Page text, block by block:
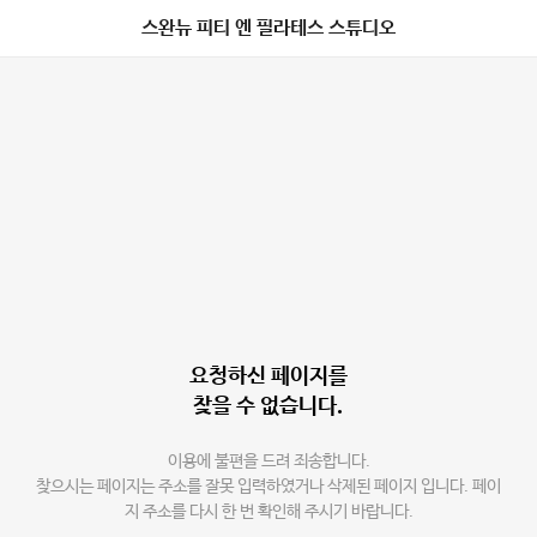
스완뉴 피티 엔 필라테스 스튜디오
요청하신 페이지를
찾을 수 없습니다.
이용에 불편을 드려 죄송합니다.
찾으시는 페이지는 주소를 잘못 입력하였거나 삭제된 페이지 입니다. 페이
지 주소를 다시 한 번 확인해 주시기 바랍니다.